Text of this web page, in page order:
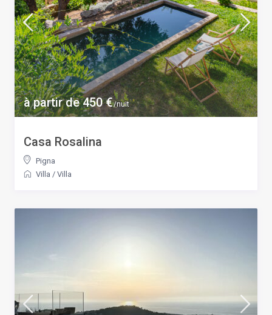
à partir de 450 €/nuit
Casa Rosalina
Pigna
Villa / Villa